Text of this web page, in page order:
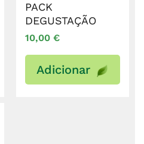
PACK
DEGUSTAÇÃO
10,00 €
Adicionar